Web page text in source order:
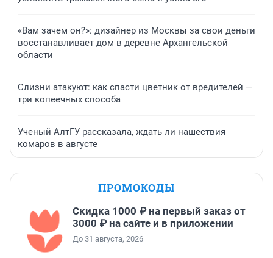
«Вам зачем он?»: дизайнер из Москвы за свои деньги
восстанавливает дом в деревне Архангельской
области
Слизни атакуют: как спасти цветник от вредителей —
три копеечных способа
Ученый АлтГУ рассказала, ждать ли нашествия
комаров в августе
ПРОМОКОДЫ
Скидка 1000 ₽ на первый заказ от
3000 ₽ на сайте и в приложении
До 31 августа, 2026